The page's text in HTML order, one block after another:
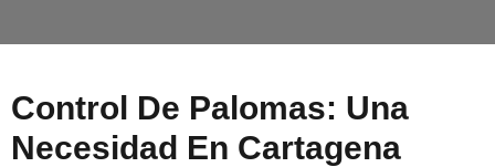
Control De Palomas: Una
Necesidad En Cartagena